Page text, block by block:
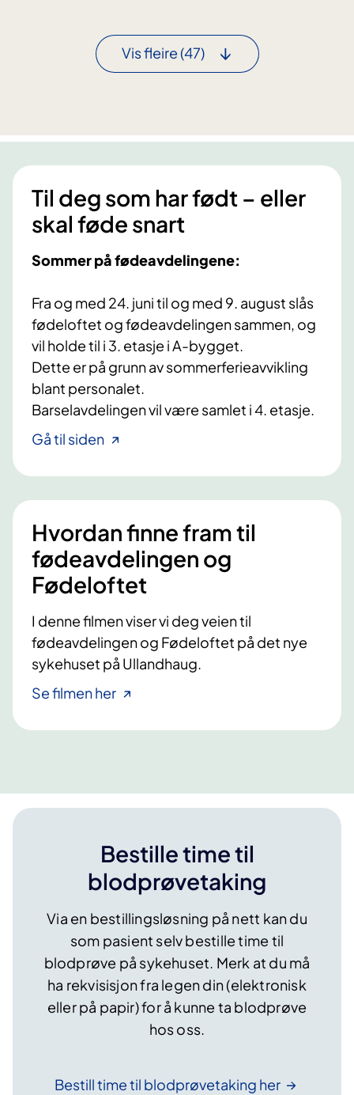
A
A
2
0
2
o
M
i
d
b
e
S
m
e
a
n
k
g
r
u
n
n
l
g
Vis fleire(47)
Til deg som har født – eller
skal føde snart
Sommer på fødeavdelingene:
Fra og med 24. juni til og med 9. august slås
fødeloftet og fødeavdelingen sammen, og
vil holde til i 3. etasje i A-bygget.
Dette er på grunn av sommerferieavvikling
blant personalet.
Barselavdelingen vil være samlet i 4. etasje.
Gå til siden
Hvordan finne fram til
fødeavdelingen og
Fødeloftet
I denne filmen viser vi deg veien til
fødeavdelingen og Fødeloftet på det nye
sykehuset på Ullandhaug.
Se filmen her
Bestille time til
blodprøvetaking
Via en bestillingsløsning på nett kan du
som pasient selv bestille time til
blodprøve på sykehuset. Merk at du må
ha rekvisisjon fra legen din (elektronisk
eller på papir) for å kunne ta blodprøve
hos oss.
Bestill time til blodprøvetaking her